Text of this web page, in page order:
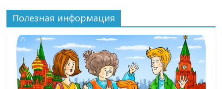
Полезная информация